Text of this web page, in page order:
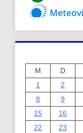
M
D
1
2
8
9
15
16
22
23